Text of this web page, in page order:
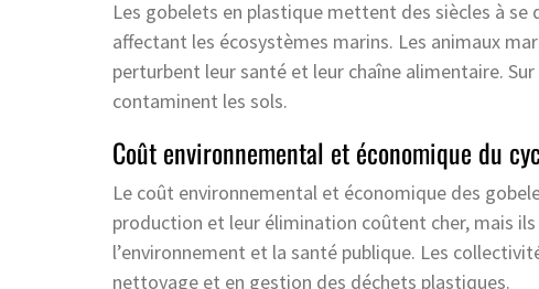
Les gobelets en plastique mettent des siècles à
affectant les écosystèmes marins. Les animaux
perturbent leur santé et leur chaîne alimentaire.
contaminent les sols.
Coût environnemental et économique du
Le coût environnemental et économique des
production et leur élimination coûtent cher, mais
l’environnement et la santé publique. Les
nettoyage et en gestion des déchets plastiques.